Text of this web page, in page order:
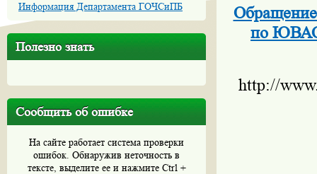
Информация Департамента ГОЧСиПБ
Полезно знать
Сообщить об ошибке
На сайте работает система проверки
ошибок. Обнаружив неточность в
тексте, выделите ее и нажмите Ctrl +
Обращение
по ЮВАО
http://